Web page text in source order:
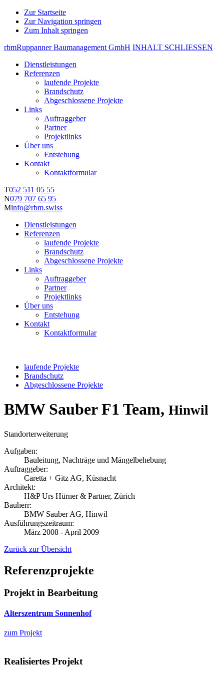
Zur Startseite
Zur Navigation springen
Zum Inhalt springen
rbmRuppanner Baumanagement GmbH INHALT SCHLIESSEN
Dienstleistungen
Referenzen
laufende Projekte
Brandschutz
Abgeschlossene Projekte
Links
Auftraggeber
Partner
Projektlinks
Über uns
Entstehung
Kontakt
Kontaktformular
T052 511 05 55
N079 707 65 95
Minfo@rbm.swiss
Dienstleistungen
Referenzen
laufende Projekte
Brandschutz
Abgeschlossene Projekte
Links
Auftraggeber
Partner
Projektlinks
Über uns
Entstehung
Kontakt
Kontaktformular
laufende Projekte
Brandschutz
Abgeschlossene Projekte
BMW Sauber F1 Team, Hinwil
Standorterweiterung
Aufgaben:
Bauleitung, Nachträge und Mängelbehebung
Auftraggeber:
Caretta + Gitz AG, Küsnacht
Architekt:
H&P Urs Hürner & Partner, Zürich
Bauherr:
BMW Sauber AG, Hinwil
Ausführungszeitraum:
März 2008 - April 2009
Zurück zur Übersicht
Referenzprojekte
Projekt in Bearbeitung
Alterszentrum Sonnenhof
zum Projekt
Realisiertes Projekt